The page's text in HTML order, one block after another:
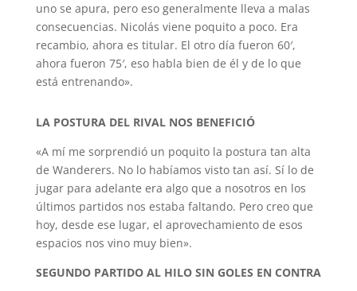
uno se apura, pero eso generalmente lleva a malas
consecuencias. Nicolás viene poquito a poco. Era
recambio, ahora es titular. El otro día fueron 60′,
ahora fueron 75′, eso habla bien de él y de lo que
está entrenando».
LA POSTURA DEL RIVAL NOS BENEFICIÓ
«A mí me sorprendió un poquito la postura tan alta
de Wanderers. No lo habíamos visto tan así. Sí lo de
jugar para adelante era algo que a nosotros en los
últimos partidos nos estaba faltando. Pero creo que
hoy, desde ese lugar, el aprovechamiento de esos
espacios nos vino muy bien».
SEGUNDO PARTIDO AL HILO SIN GOLES EN CONTRA